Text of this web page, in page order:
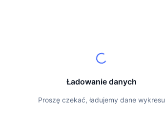
Ładowanie danych
Proszę czekać, ładujemy dane wykresu